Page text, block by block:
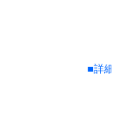
■詳細情